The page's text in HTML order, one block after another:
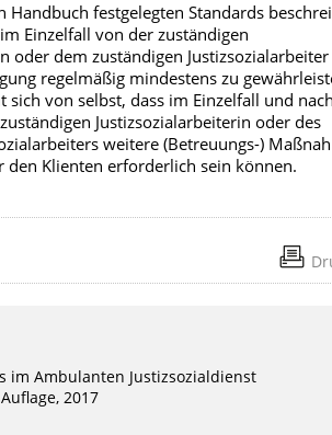
Handbuch festgelegten Standards
Einzelfall von der zuständigen
oder dem zuständigen
regelmäßig mindestens zu
sich von selbst, dass im Einzelfall und
Justizsozialarbeiterin oder des
weitere (Betreuungs-)
den Klienten erforderlich sein können.
im Ambulanten Justizsozialdienst
2017